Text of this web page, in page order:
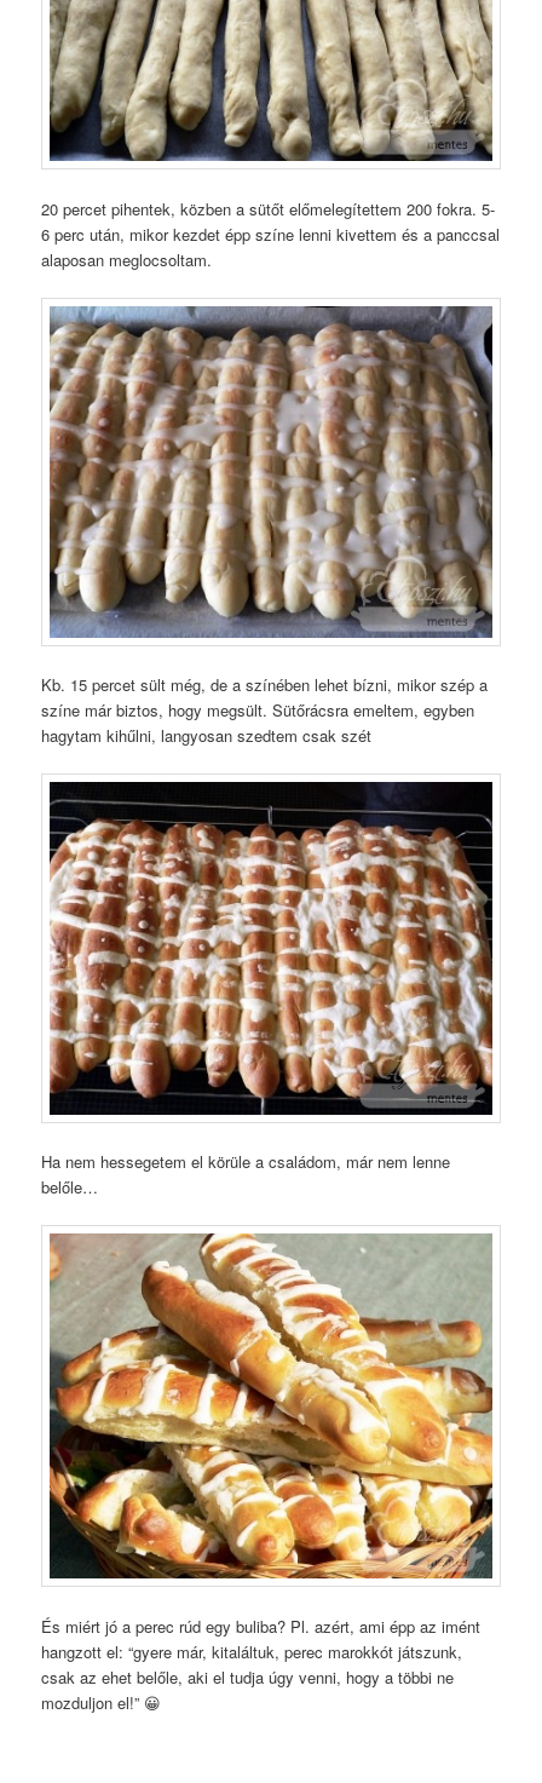
20 percet pihentek, közben a sütőt előmelegítettem 200 fokra. 5-
6 perc után, mikor kezdet épp színe lenni kivettem és a panccsal
alaposan meglocsoltam.
Kb. 15 percet sült még, de a színében lehet bízni, mikor szép a
színe már biztos, hogy megsült. Sütőrácsra emeltem, egyben
hagytam kihűlni, langyosan szedtem csak szét
Ha nem hessegetem el körüle a családom, már nem lenne
belőle…
És miért jó a perec rúd egy buliba? Pl. azért, ami épp az imént
hangzott el: “gyere már, kitaláltuk, perec marokkót játszunk,
csak az ehet belőle, aki el tudja úgy venni, hogy a többi ne
mozduljon el!” 😀